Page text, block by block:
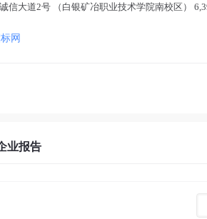
信大道2号 （白银矿冶职业技术学院南校区）
网
业报告